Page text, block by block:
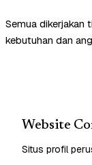
Semua dikerjakan
kebutuhan dan
Website
Situs profil